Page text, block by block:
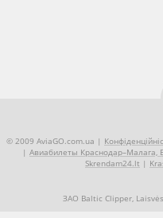
© 2009 AviaGO.com.ua |
| Авиабилеты Краснодар–Малага,
Skrendam24.lt |
ЗАО Baltic Clipper,